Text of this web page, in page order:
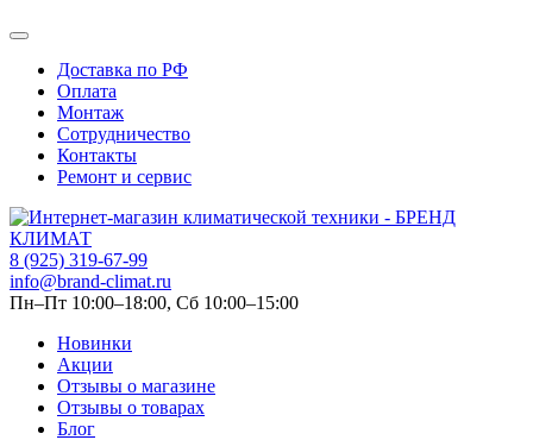
Доставка по РФ
Оплата
Монтаж
Сотрудничество
Контакты
Ремонт и сервис
8 (925) 319-67-99
info@brand-climat.ru
Пн–Пт 10:00–18:00, Сб 10:00–15:00
Новинки
Акции
Отзывы о магазине
Отзывы о товарах
Блог